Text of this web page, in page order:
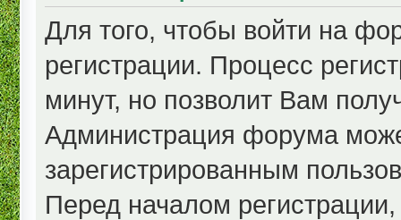
Для того, чтобы войти на
регистрации. Процесс
минут, но позволит Вам
Администрация форума
зарегистрированным
Перед началом